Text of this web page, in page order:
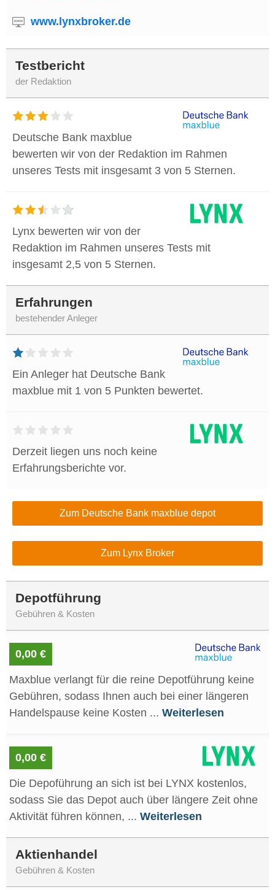
www.lynxbroker.de
Testbericht
der Redaktion
Deutsche Bank maxblue
bewerten wir von der Redaktion im Rahmen
unseres Tests mit insgesamt 3 von 5 Sternen.
Lynx bewerten wir von der
Redaktion im Rahmen unseres Tests mit
insgesamt 2,5 von 5 Sternen.
Erfahrungen
bestehender Anleger
Ein Anleger hat Deutsche Bank
maxblue mit 1 von 5 Punkten bewertet.
Derzeit liegen uns noch keine
Erfahrungsberichte vor.
Zum Deutsche Bank maxblue depot
Zum Lynx Broker
Depotführung
Gebühren & Kosten
0,00 €
Maxblue verlangt für die reine Depotführung keine
Gebühren, sodass Ihnen auch bei einer längeren
Handelspause keine Kosten ... Weiterlesen
0,00 €
Die Depoführung an sich ist bei LYNX kostenlos,
sodass Sie das Depot auch über längere Zeit ohne
Aktivität führen können, ... Weiterlesen
Aktienhandel
Gebühren & Kosten